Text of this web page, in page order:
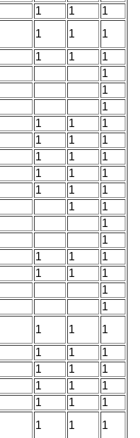
1 1
1
1 1
1
1 1
1
1
1
1
1 1
1
1 1
1
1 1
1
1 1
1
1 1
1
1
1
1
1
1 1
1
1 1
1
1
1
1 1
1
1 1
1
1 1
1
1 1
1
1 1
1
1 1
1